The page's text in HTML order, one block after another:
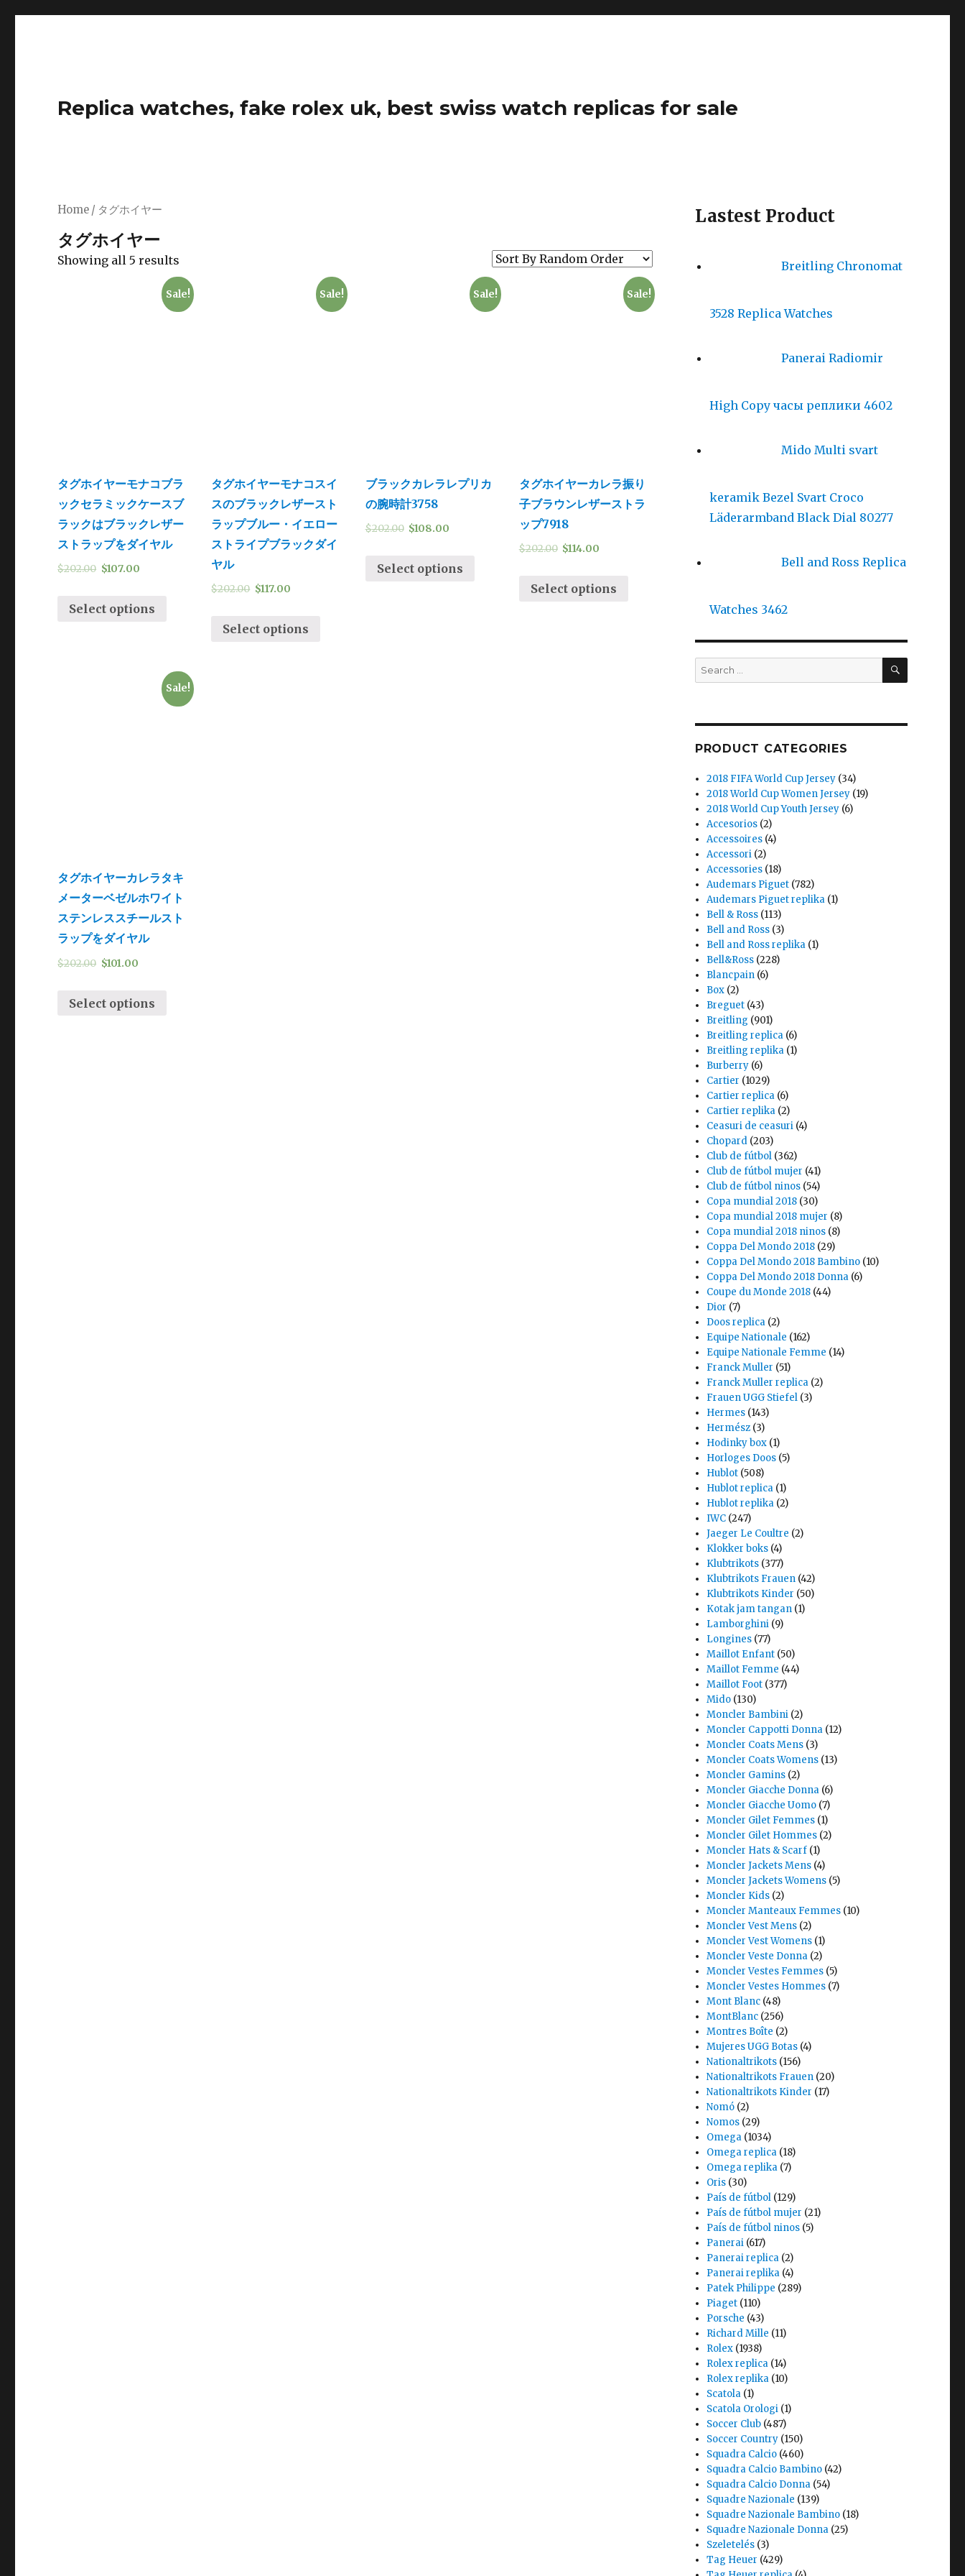
Replica watches, fake rolex uk, best swiss watch replicas for sale
Home / タグホイヤー
タグホイヤー
Showing all 5 results
Sale!
タグホイヤーモナコブラ
ックセラミックケースブ
ラックはブラックレザー
ストラップをダイヤル
$202.00 $107.00
Select options
Sale!
タグホイヤーモナコスイ
スのブラックレザースト
ラップブルー・イエロー
ストライプブラックダイ
ヤル
$202.00 $117.00
Select options
Sale!
ブラックカレラレプリカ
の腕時計3758
$202.00 $108.00
Select options
Sale!
タグホイヤーカレラ振り
子ブラウンレザーストラ
ップ7918
$202.00 $114.00
Select options
Sale!
タグホイヤーカレラタキ
メーターベゼルホワイト
ステンレススチールスト
ラップをダイヤル
$202.00 $101.00
Select options
Lastest Product
Breitling Chronomat
3528 Replica Watches
Panerai Radiomir
High Copy часы реплики 4602
Mido Multi svart
keramik Bezel Svart Croco
Läderarmband Black Dial 80277
Bell and Ross Replica
Watches 3462
Search
for:
SEARCH
PRODUCT CATEGORIES
2018 FIFA World Cup Jersey (34)
2018 World Cup Women Jersey (19)
2018 World Cup Youth Jersey (6)
Accesorios (2)
Accessoires (4)
Accessori (2)
Accessories (18)
Audemars Piguet (782)
Audemars Piguet replika (1)
Bell & Ross (113)
Bell and Ross (3)
Bell and Ross replika (1)
Bell&Ross (228)
Blancpain (6)
Box (2)
Breguet (43)
Breitling (901)
Breitling replica (6)
Breitling replika (1)
Burberry (6)
Cartier (1029)
Cartier replica (6)
Cartier replika (2)
Ceasuri de ceasuri (4)
Chopard (203)
Club de fútbol (362)
Club de fútbol mujer (41)
Club de fútbol ninos (54)
Copa mundial 2018 (30)
Copa mundial 2018 mujer (8)
Copa mundial 2018 ninos (8)
Coppa Del Mondo 2018 (29)
Coppa Del Mondo 2018 Bambino (10)
Coppa Del Mondo 2018 Donna (6)
Coupe du Monde 2018 (44)
Dior (7)
Doos replica (2)
Equipe Nationale (162)
Equipe Nationale Femme (14)
Franck Muller (51)
Franck Muller replica (2)
Frauen UGG Stiefel (3)
Hermes (143)
Hermész (3)
Hodinky box (1)
Horloges Doos (5)
Hublot (508)
Hublot replica (1)
Hublot replika (2)
IWC (247)
Jaeger Le Coultre (2)
Klokker boks (4)
Klubtrikots (377)
Klubtrikots Frauen (42)
Klubtrikots Kinder (50)
Kotak jam tangan (1)
Lamborghini (9)
Longines (77)
Maillot Enfant (50)
Maillot Femme (44)
Maillot Foot (377)
Mido (130)
Moncler Bambini (2)
Moncler Cappotti Donna (12)
Moncler Coats Mens (3)
Moncler Coats Womens (13)
Moncler Gamins (2)
Moncler Giacche Donna (6)
Moncler Giacche Uomo (7)
Moncler Gilet Femmes (1)
Moncler Gilet Hommes (2)
Moncler Hats & Scarf (1)
Moncler Jackets Mens (4)
Moncler Jackets Womens (5)
Moncler Kids (2)
Moncler Manteaux Femmes (10)
Moncler Vest Mens (2)
Moncler Vest Womens (1)
Moncler Veste Donna (2)
Moncler Vestes Femmes (5)
Moncler Vestes Hommes (7)
Mont Blanc (48)
MontBlanc (256)
Montres Boîte (2)
Mujeres UGG Botas (4)
Nationaltrikots (156)
Nationaltrikots Frauen (20)
Nationaltrikots Kinder (17)
Nomó (2)
Nomos (29)
Omega (1034)
Omega replica (18)
Omega replika (7)
Oris (30)
País de fútbol (129)
País de fútbol mujer (21)
País de fútbol ninos (5)
Panerai (617)
Panerai replica (2)
Panerai replika (4)
Patek Philippe (289)
Piaget (110)
Porsche (43)
Richard Mille (11)
Rolex (1938)
Rolex replica (14)
Rolex replika (10)
Scatola (1)
Scatola Orologi (1)
Soccer Club (487)
Soccer Country (150)
Squadra Calcio (460)
Squadra Calcio Bambino (42)
Squadra Calcio Donna (54)
Squadre Nazionale (139)
Squadre Nazionale Bambino (18)
Squadre Nazionale Donna (25)
Szeletelés (3)
Tag Heuer (429)